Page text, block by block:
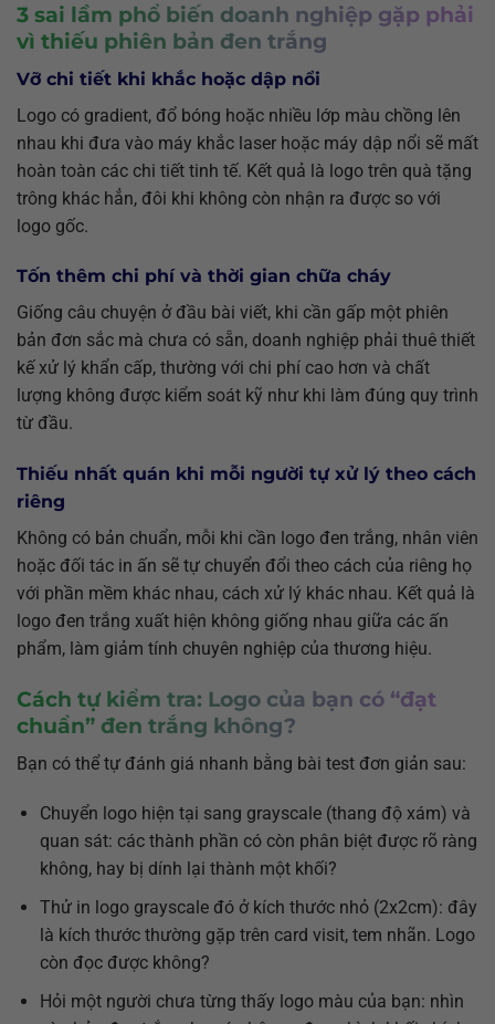
3 sai lầm phổ biến doanh nghiệp gặp phải
vì thiếu phiên bản đen trắng
Vỡ chi tiết khi khắc hoặc dập nổi
Logo có gradient, đổ bóng hoặc nhiều lớp màu chồng lên
nhau khi đưa vào máy khắc laser hoặc máy dập nổi sẽ mất
hoàn toàn các chi tiết tinh tế. Kết quả là logo trên quà tặng
trông khác hẳn, đôi khi không còn nhận ra được so với
logo gốc.
Tốn thêm chi phí và thời gian chữa cháy
Giống câu chuyện ở đầu bài viết, khi cần gấp một phiên
bản đơn sắc mà chưa có sẵn, doanh nghiệp phải thuê thiết
kế xử lý khẩn cấp, thường với chi phí cao hơn và chất
lượng không được kiểm soát kỹ như khi làm đúng quy trình
từ đầu.
Thiếu nhất quán khi mỗi người tự xử lý theo cách
riêng
Không có bản chuẩn, mỗi khi cần logo đen trắng, nhân viên
hoặc đối tác in ấn sẽ tự chuyển đổi theo cách của riêng họ
với phần mềm khác nhau, cách xử lý khác nhau. Kết quả là
logo đen trắng xuất hiện không giống nhau giữa các ấn
phẩm, làm giảm tính chuyên nghiệp của thương hiệu.
Cách tự kiểm tra: Logo của bạn có “đạt
chuẩn” đen trắng không?
Bạn có thể tự đánh giá nhanh bằng bài test đơn giản sau:
Chuyển logo hiện tại sang grayscale (thang độ xám) và
quan sát: các thành phần có còn phân biệt được rõ ràng
không, hay bị dính lại thành một khối?
Thử in logo grayscale đó ở kích thước nhỏ (2x2cm): đây
là kích thước thường gặp trên card visit, tem nhãn. Logo
còn đọc được không?
Hỏi một người chưa từng thấy logo màu của bạn: nhìn